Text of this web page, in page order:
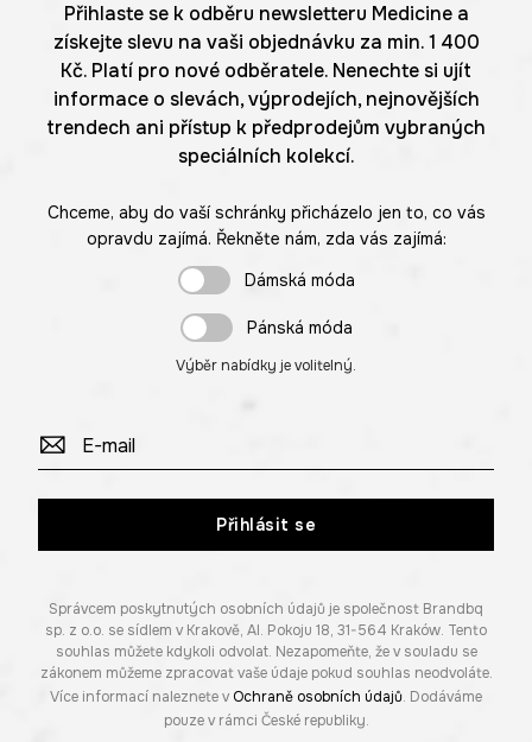
Přihlaste se k odběru newsletteru Medicine a
získejte slevu na vaši objednávku za min. 1 400
Kč. Platí pro nové odběratele. Nenechte si ujít
informace o slevách, výprodejích, nejnovějších
trendech ani přístup k předprodejům vybraných
speciálních kolekcí.
Chceme, aby do vaší schránky přicházelo jen to, co vás
opravdu zajímá. Řekněte nám, zda vás zajímá:
Dámská móda
Pánská móda
Výběr nabídky je volitelný.
Přihlásit se
Správcem poskytnutých osobních údajů je společnost Brandbq
sp. z o.o. se sídlem v Krakově, Al. Pokoju 18, 31-564 Kraków. Tento
souhlas můžete kdykoli odvolat. Nezapomeňte, že v souladu se
zákonem můžeme zpracovat vaše údaje pokud souhlas neodvoláte.
Více informací naleznete v Ochraně osobních údajů. Dodáváme
pouze v rámci České republiky.